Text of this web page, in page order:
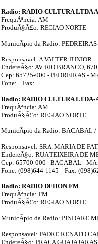
Radio: RADIO CULTURA LTDA
FrequÃªncia: AM
ProduÃ§Ã£o: REGIAO NORTE
MunicÃ­pio da Radio:
Responsavel: A VALTER JUNIOR
EndereÃ§o: AV. RIO BRANCO, 670
Cep: 65725-000 - PEDREIRAS -
Fone: Fax:
Radio: RADIO CULTURA LTDA-
FrequÃªncia: AM
ProduÃ§Ã£o: REGIAO NORTE
MunicÃ­pio da Radio: BACABAL /
Responsavel: SRA. MARIA DE
EndereÃ§o: RUA TEIXEIRA DE
Cep: 65700-000 - BACABAL - MA
Fone: (098)644-1145 Fax:
Radio: RADIO DEHON FM
FrequÃªncia: FM
ProduÃ§Ã£o: REGIAO NORTE
MunicÃ­pio da Radio: PINDARE
Responsavel: PADRE RENATO
EndereÃ§o: PRACA